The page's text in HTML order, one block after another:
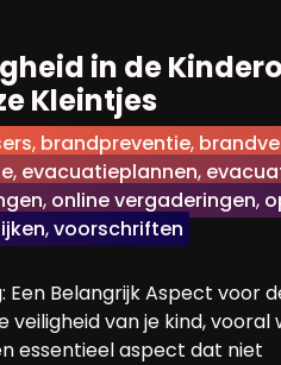
in de
Kleintjes
, brandpreventie,
, evacuatieplannen,
, online vergaderingen,
,voorschriften
Belangrijk Aspect voor
veiligheid van je kind,
essentieel aspect dat niet